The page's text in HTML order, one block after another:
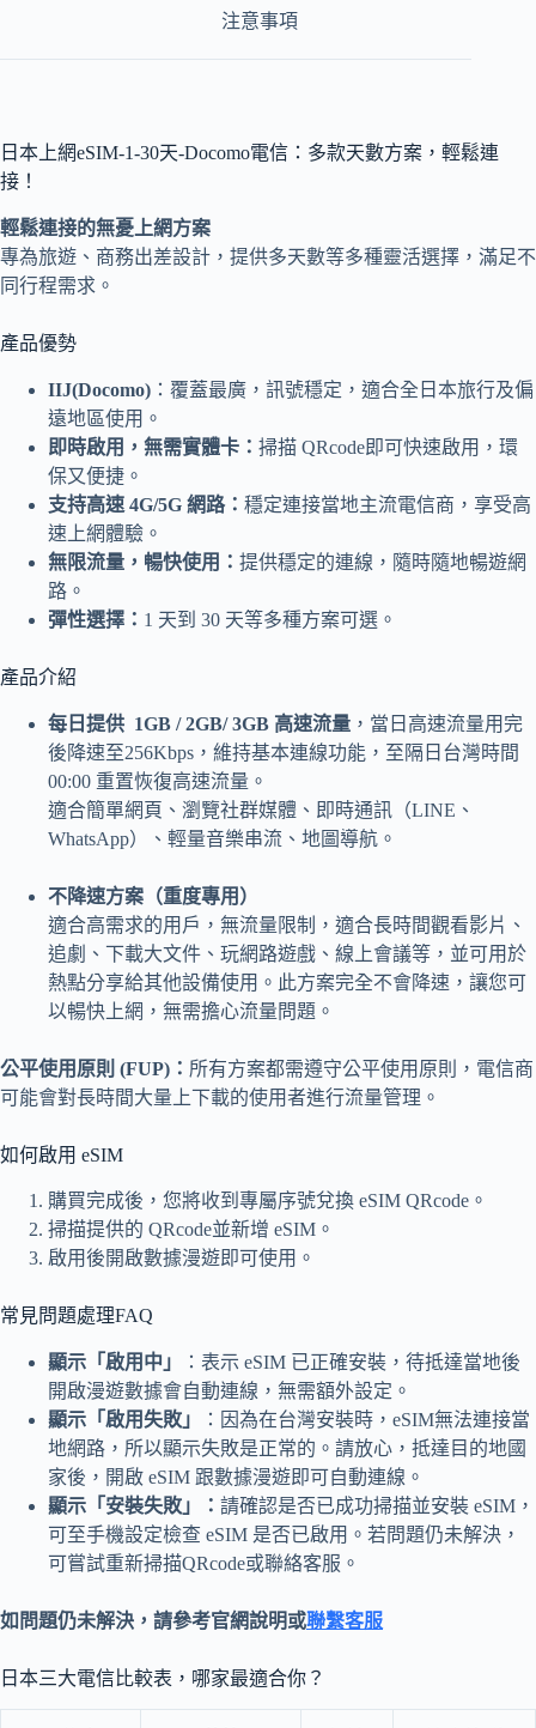
注意事項
日本上網eSIM-1-30天-Docomo電信：多款天數方案，輕鬆連
接！
輕鬆連接的無憂上網方案
專為旅遊、商務出差設計，提供多天數等多種靈活選擇，滿足不
同行程需求。
產品優勢
IIJ(Docomo) ：覆蓋最廣，訊號穩定，適合全日本旅行及偏
遠地區使用。
即時啟用，無需實體卡： 掃描 QRcode即可快速啟用，環
保又便捷。
支持高速 4G/5G 網路： 穩定連接當地主流電信商，享受高
速上網體驗。
無限流量，暢快使用： 提供穩定的連線，隨時隨地暢遊網
路。
彈性選擇： 1 天到 30 天等多種方案可選。
產品介紹
每日提供 1GB / 2GB/ 3GB 高速流量 ，當日高速流量用完
後降速至256Kbps，維持基本連線功能，至隔日台灣時間
00:00 重置恢復高速流量。
適合簡單網頁、瀏覽社群媒體、即時通訊（LINE、
WhatsApp）、輕量音樂串流、地圖導航。
不降速方案（重度專用）
適合高需求的用戶，無流量限制，適合長時間觀看影片、
追劇、下載大文件、玩網路遊戲、線上會議等，並可用於
熱點分享給其他設備使用。此方案完全不會降速，讓您可
以暢快上網，無需擔心流量問題。
公平使用原則 (FUP)： 所有方案都需遵守公平使用原則，電信商
可能會對長時間大量上下載的使用者進行流量管理。
如何啟用 eSIM
購買完成後，您將收到專屬序號兌換 eSIM QRcode。
掃描提供的 QRcode並新增 eSIM。
啟用後開啟數據漫遊即可使用。
常見問題處理FAQ
顯示「啟用中」
：表示 eSIM 已正確安裝，待抵達當地後
開啟漫遊數據會自動連線，無需額外設定。
顯示「啟用失敗」
：因為在台灣安裝時，eSIM無法連接當
地網路，所以顯示失敗是正常的。請放心，抵達目的地國
家後，開啟 eSIM 跟數據漫遊即可自動連線。
顯示「安裝失敗」： 請確認是否已成功掃描並安裝 eSIM，
可至手機設定檢查 eSIM 是否已啟用。若問題仍未解決，
可嘗試重新掃描QRcode或聯絡客服。
如問題仍未解決，請參考官網說明或聯繫客服
日本三大電信比較表，哪家最適合你？